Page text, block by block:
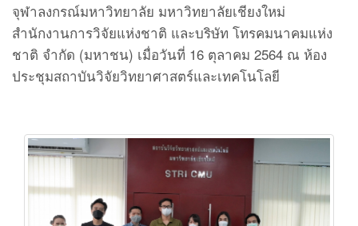
จุฬาลงกรณ์มหาวิทยาลัย มหาวิทยาลัยเชียงใหม่
สำนักงานการวิจัยแห่งชาติ และบริษัท โทรคมนาคมแห่ง
ชาติ จำกัด (มหาชน) เมื่อวันที่ 16 ตุลาคม 2564 ณ ห้อง
ประชุมสถาบันวิจัยวิทยาศาสตร์และเทคโนโลยี